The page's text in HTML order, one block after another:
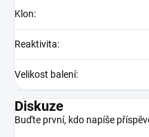
Klon:
Reaktivita:
Velikost balení:
Diskuze
Buďte první, kdo napíše